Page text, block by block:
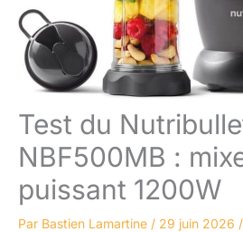
Test du
NBF500MB :
puissant 1200W
Par Bastien Lamartine / 29 juin 2026 /